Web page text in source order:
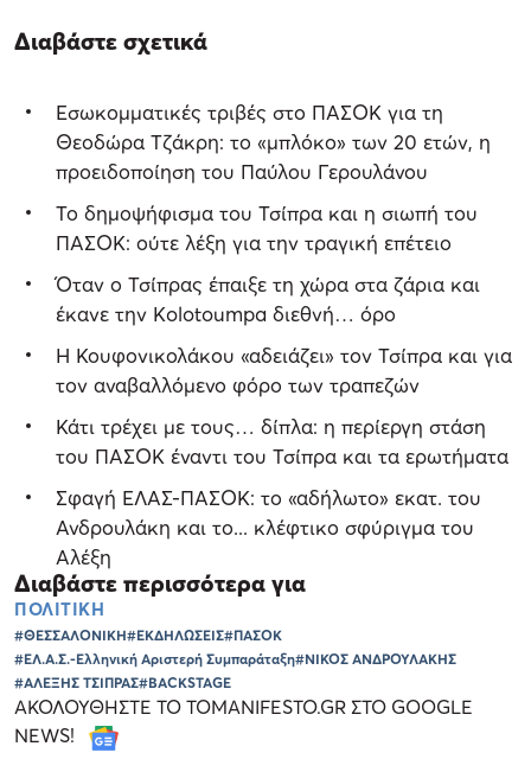
Διαβάστε σχετικά
Εσωκομματικές τριβές στο ΠΑΣΟΚ για τη
Θεοδώρα Τζάκρη: το «μπλόκο» των 20 ετών, η
προειδοποίηση του Παύλου Γερουλάνου
Το δημοψήφισμα του Τσίπρα και η σιωπή του
ΠΑΣΟΚ: ούτε λέξη για την τραγική επέτειο
Όταν ο Τσίπρας έπαιξε τη χώρα στα ζάρια και
έκανε την Kolotoumpa διεθνή… όρο
Η Κουφονικολάκου «αδειάζει» τον Τσίπρα και για
τον αναβαλλόμενο φόρο των τραπεζών
Κάτι τρέχει με τους… δίπλα: η περίεργη στάση
του ΠΑΣΟΚ έναντι του Τσίπρα και τα ερωτήματα
Σφαγή ΕΛΑΣ-ΠΑΣΟΚ: το «αδήλωτο» εκατ. του
Ανδρουλάκη και το... κλέφτικο σφύριγμα του
Αλέξη
Διαβάστε περισσότερα για
ΠΟΛΙΤΙΚΗ
#ΘΕΣΣΑΛΟΝΙΚΗ#ΕΚΔΗΛΩΣΕΙΣ#ΠΑΣΟΚ
#ΕΛ.Α.Σ.-Ελληνική Αριστερή Συμπαράταξη#ΝΙΚΟΣ ΑΝΔΡΟΥΛΑΚΗΣ
#ΑΛΕΞΗΣ ΤΣΙΠΡΑΣ#BACKSTAGE
ΑΚΟΛΟΥΘΗΣΤΕ ΤΟ TOMANIFESTO.GR ΣΤΟ GOOGLE
NEWS!